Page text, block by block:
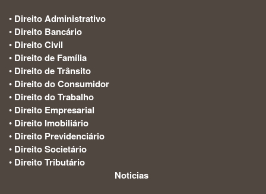
• Direito Administrativo
• Direito Bancário
• Direito Civil
• Direito de Família
• Direito de Trânsito
• Direito do Consumidor
• Direito do Trabalho
• Direito Empresarial
• Direito Imobiliário
• Direito Previdenciário
• Direito Societário
• Direito Tributário
Noticias